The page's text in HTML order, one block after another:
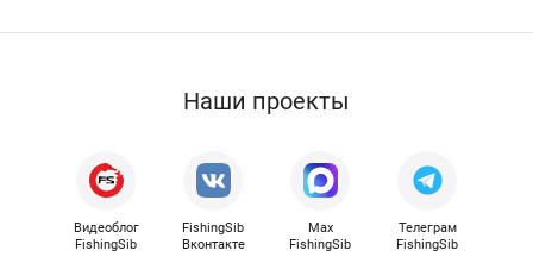
Наши проекты
Видеоблог
FishingSib
FishingSib
Вконтакте
Max
FishingSib
Телеграм
FishingSib